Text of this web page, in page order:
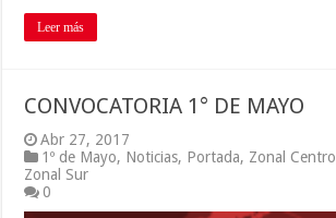
Leer más
CONVOCATORIA 1° DE MAYO
Abr 27, 2017
1º de Mayo, Noticias, Portada, Zonal Centro
Zonal Sur
0